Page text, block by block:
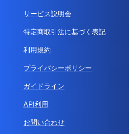
サービス説明会
特定商取引法に基づく表記
利用規約
プライバシーポリシー
ガイドライン
API利用
お問い合わせ